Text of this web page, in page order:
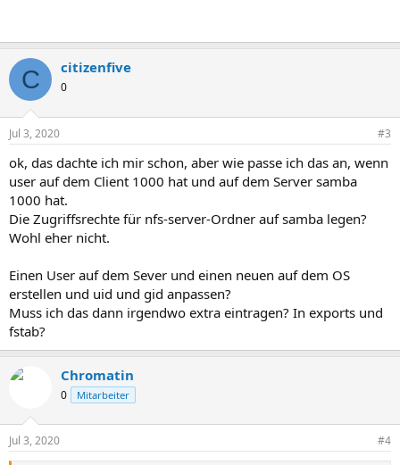
C citizenfive
0
Jul 3, 2020 #3
ok, das dachte ich mir schon, aber wie passe ich das an, wenn
user auf dem Client 1000 hat und auf dem Server samba
1000 hat.
Die Zugriffsrechte für nfs-server-Ordner auf samba legen?
Wohl eher nicht.
Einen User auf dem Sever und einen neuen auf dem OS
erstellen und uid und gid anpassen?
Muss ich das dann irgendwo extra eintragen? In exports und
fstab?
Chromatin
0 Mitarbeiter
Jul 3, 2020 #4